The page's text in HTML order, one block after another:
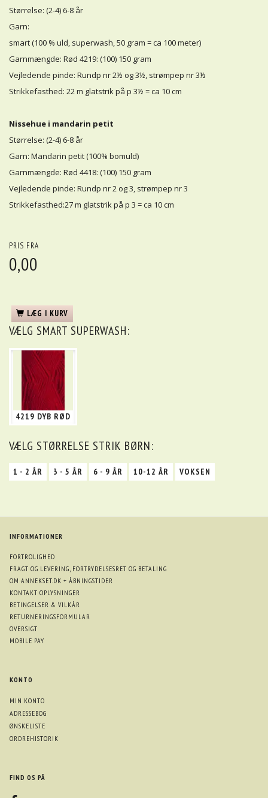
Størrelse: (2-4) 6-8 år
Garn:
smart (100 % uld, superwash, 50 gram = ca 100 meter)
Garnmængde: Rød 4219: (100) 150 gram
Vejledende pinde: Rundp nr 2½ og 3½, strømpep nr 3½
Strikkefasthed: 22 m glatstrik på p 3½ = ca 10 cm
Nissehue i mandarin petit
Størrelse: (2-4) 6-8 år
Garn: Mandarin petit (100% bomuld)
Garnmængde: Rød 4418: (100) 150 gram
Vejledende pinde: Rundp nr 2 og 3, strømpep nr 3
Strikkefasthed:27 m glatstrik på p 3 = ca 10 cm
PRIS FRA
0,00
LÆG I KURV
VÆLG SMART SUPERWASH:
4219 DYB RØD
VÆLG STØRRELSE STRIK BØRN:
1 - 2 ÅR 3 - 5 ÅR 6 - 9 ÅR 10-12 ÅR VOKSEN
INFORMATIONER
FORTROLIGHED
FRAGT OG LEVERING, FORTRYDELSESRET OG BETALING
OM ANNEKSET.DK + ÅBNINGSTIDER
KONTAKT OPLYSNINGER
BETINGELSER & VILKÅR
RETURNERINGSFORMULAR
OVERSIGT
MOBILE PAY
KONTO
MIN KONTO
ADRESSEBOG
ØNSKELISTE
ORDREHISTORIK
FIND OS PÅ